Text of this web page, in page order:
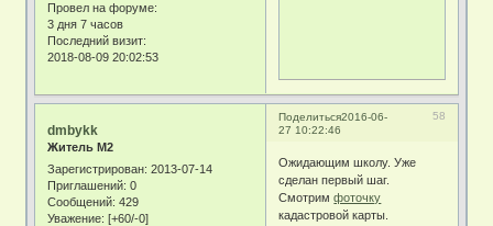
Провел на форуме:
3 дня 7 часов
Последний визит:
2018-08-09 20:02:53
Поделиться 58
2016-06-
27 10:22:46
dmbykk
Житель М2
Зарегистрирован: 2013-07-14
Приглашений: 0
Сообщений: 429
Уважение: [+60/-0]
Ожидающим школу. Уже
сделан первый шаг.
Смотримфоточку
кадастровой карты.